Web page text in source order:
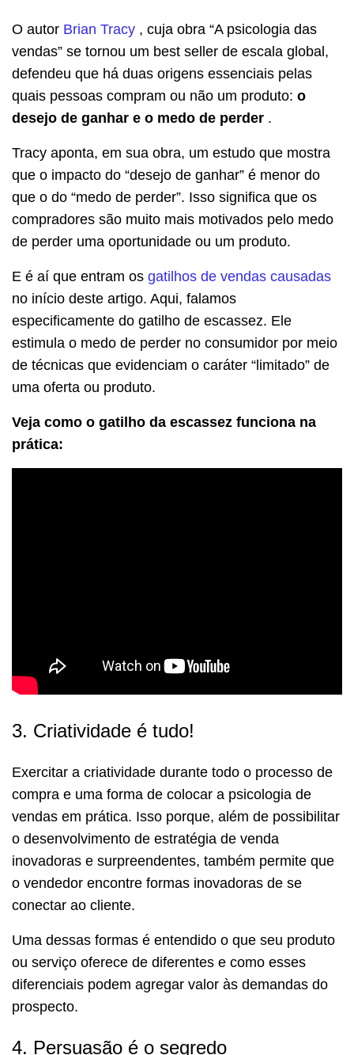
O autor Brian Tracy , cuja obra “A psicologia das
vendas” se tornou um best seller de escala global,
defendeu que há duas origens essenciais pelas
quais pessoas compram ou não um produto: o
desejo de ganhar e o medo de perder .
Tracy aponta, em sua obra, um estudo que mostra
que o impacto do “desejo de ganhar” é menor do
que o do “medo de perder”. Isso significa que os
compradores são muito mais motivados pelo medo
de perder uma oportunidade ou um produto.
E é aí que entram os gatilhos de vendas causadas
no início deste artigo. Aqui, falamos
especificamente do gatilho de escassez. Ele
estimula o medo de perder no consumidor por meio
de técnicas que evidenciam o caráter “limitado” de
uma oferta ou produto.
Veja como o gatilho da escassez funciona na
prática:
3. Criatividade é tudo!
Exercitar a criatividade durante todo o processo de
compra e uma forma de colocar a psicologia de
vendas em prática. Isso porque, além de possibilitar
o desenvolvimento de estratégia de venda
inovadoras e surpreendentes, também permite que
o vendedor encontre formas inovadoras de se
conectar ao cliente.
Uma dessas formas é entendido o que seu produto
ou serviço oferece de diferentes e como esses
diferenciais podem agregar valor às demandas do
prospecto.
4. Persuasão é o segredo